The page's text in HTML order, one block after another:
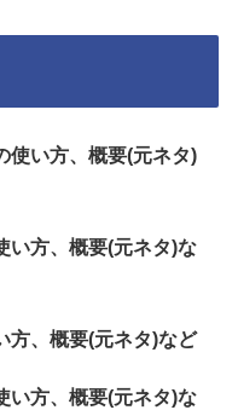
使い方、概要(元ネタ)
い方、概要(元ネタ)な
方、概要(元ネタ)など
い方、概要(元ネタ)な